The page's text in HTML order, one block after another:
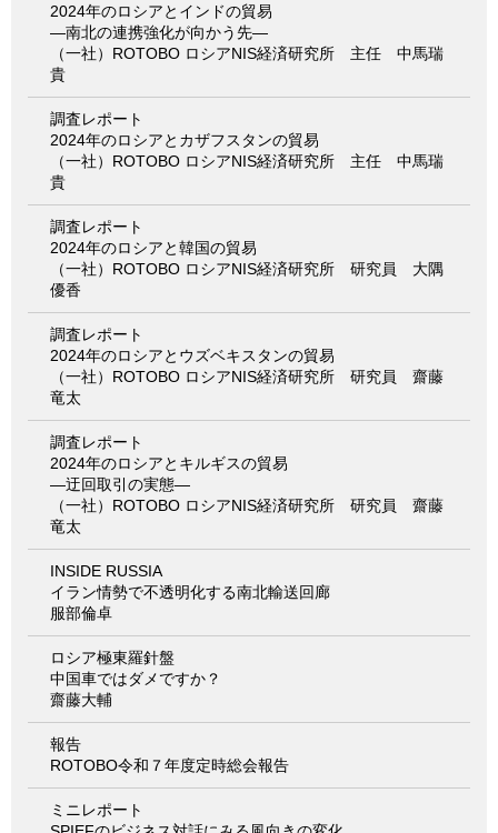
2024年のロシアとインドの貿易
―南北の連携強化が向かう先―
（一社）ROTOBO ロシアNIS経済研究所 主任 中馬瑞
貴
調査レポート
2024年のロシアとカザフスタンの貿易
（一社）ROTOBO ロシアNIS経済研究所 主任 中馬瑞
貴
調査レポート
2024年のロシアと韓国の貿易
（一社）ROTOBO ロシアNIS経済研究所 研究員 大隅
優香
調査レポート
2024年のロシアとウズベキスタンの貿易
（一社）ROTOBO ロシアNIS経済研究所 研究員 齋藤
竜太
調査レポート
2024年のロシアとキルギスの貿易
―迂回取引の実態―
（一社）ROTOBO ロシアNIS経済研究所 研究員 齋藤
竜太
INSIDE RUSSIA
イラン情勢で不透明化する南北輸送回廊
服部倫卓
ロシア極東羅針盤
中国車ではダメですか？
齋藤大輔
報告
ROTOBO令和７年度定時総会報告
ミニレポート